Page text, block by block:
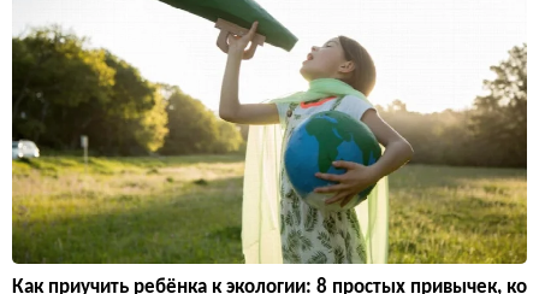
Как приучить ребёнка к экологии: 8 простых привычек, ко